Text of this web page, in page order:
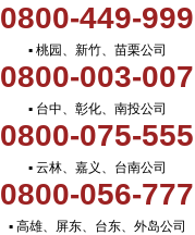
0800-449-999
▪ 桃园、新竹、苗栗公司
0800-003-007
▪ 台中、彰化、南投公司
0800-075-555
▪ 云林、嘉义、台南公司
0800-056-777
▪ 高雄、屏东、台东、外岛公司